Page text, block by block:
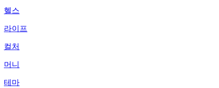
헬스
라이프
컬처
머니
테마